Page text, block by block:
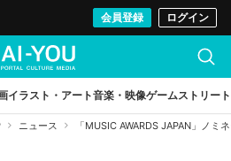
会員登録 ログイン
イラスト・アート音楽・映像ゲームストリート
ニュース 「MUSIC AWARDS JAPAN」ノ